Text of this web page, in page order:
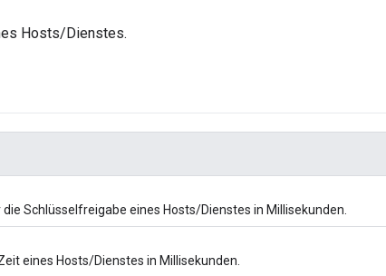
Hosts/Dienstes.
die Schlüsselfreigabe eines Hosts/Dienstes in Millisekunden.
eines Hosts/Dienstes in Millisekunden.